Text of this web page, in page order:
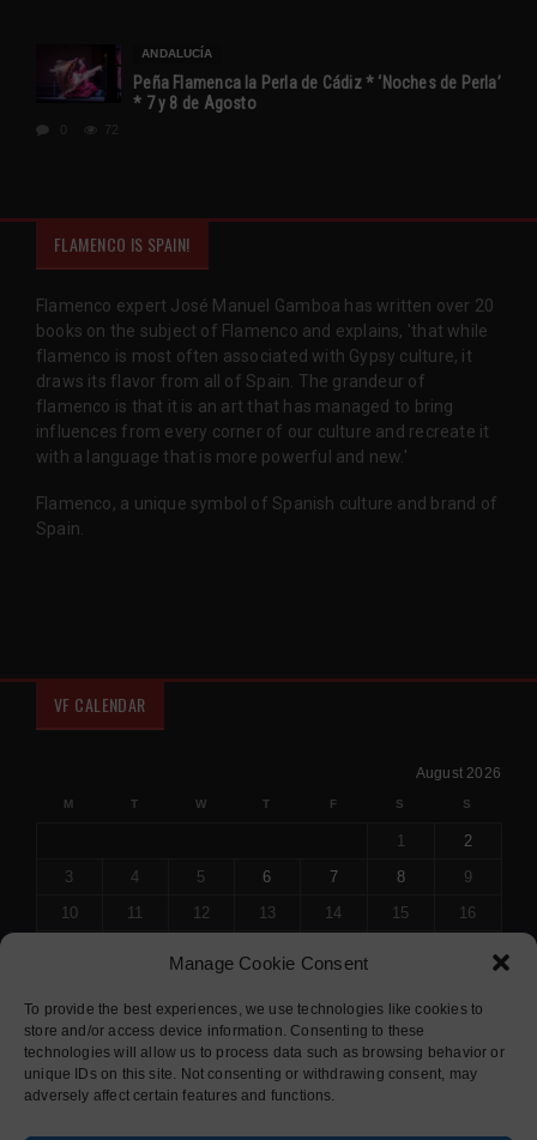
Manage Cookie Consent
To provide the best experiences, we use technologies like cookies to
store and/or access device information. Consenting to these
technologies will allow us to process data such as browsing behavior or
unique IDs on this site. Not consenting or withdrawing consent, may
adversely affect certain features and functions.
ANDALUCÍA
Peña Flamenca la Perla de Cádiz * ‘Noches de Perla’
* 7 y 8 de Agosto
72
FLAMENCO IS SPAIN!
Flamenco expert José Manuel Gamboa has written over 20
books on the subject of Flamenco and explains, 'that while
flamenco is most often associated with Gypsy culture, it
draws its flavor from all of Spain. The grandeur of
flamenco is that it is an art that has managed to bring
influences from every corner of our culture and recreate it
with a language that is more powerful and new.'
Flamenco, a unique symbol of Spanish culture and brand of
Spain.
VF CALENDAR
August 2026
M T W T F S S
1
2
3
4 5 6 7 8
9
10
11 12 13 14 15
16
« Jul